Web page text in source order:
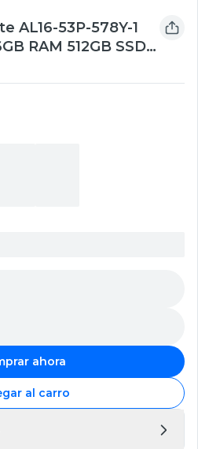
AL16-53P-578Y-1
RAM 512GB SSD
ahora
al carro